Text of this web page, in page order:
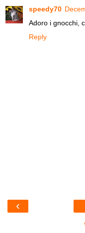
speedy70
Adoro i gnocchi,
Reply
‹